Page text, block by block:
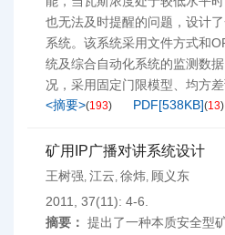
也无法及时提醒的问题，设计
系统。该系统采用文件方式和
统及综合自动化系统的监测数
况，采用固定门限模型、均方差
<摘要>(193) PDF[538KB](13)
矿用IP广播对讲系统设计
王树强, 江云, 徐炜, 顾义东
2011, 37(11): 4-6.
摘要： 提出了一种本质安全型